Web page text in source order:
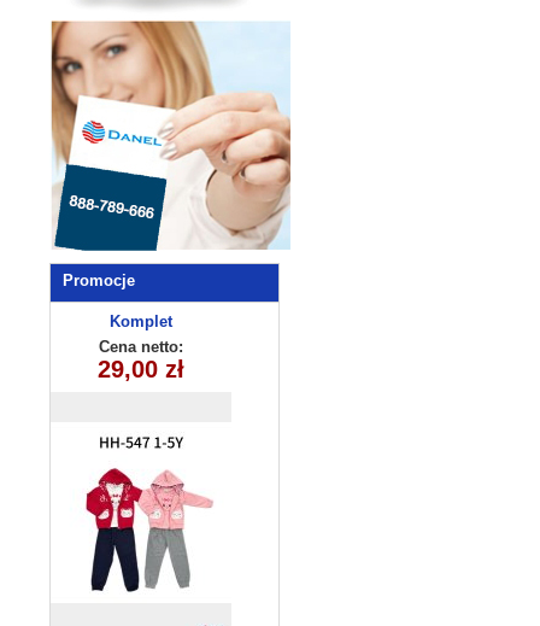
Promocje
Komplet
dziecięcy
HH-547(1-5)
10szt
Cena netto:
29,00 zł